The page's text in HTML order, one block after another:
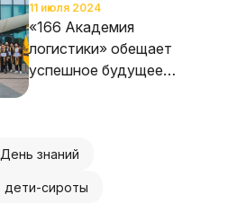
11 июля 2024
«166 Академия
логистики» обещает
успешное будущее
День знаний
дети-сироты